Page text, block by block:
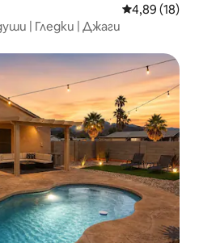
Средна
4,89 (18)
| Гледки | Джаги
гостите